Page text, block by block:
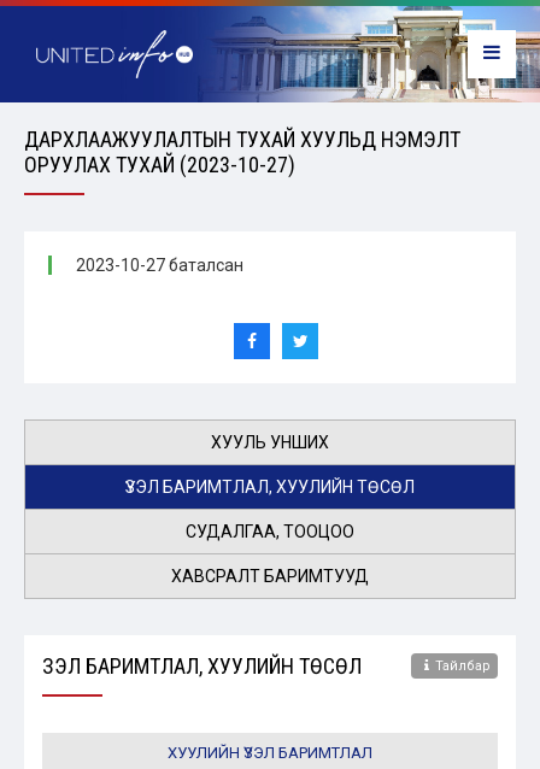
ДАРХЛААЖУУЛАЛТЫН ТУХАЙ ХУУЛЬД НЭМЭЛТ
ОРУУЛАХ ТУХАЙ (2023-10-27)
2023-10-27 баталсан
ХУУЛЬ УНШИХ
ҮЗЭЛ БАРИМТЛАЛ, ХУУЛИЙН ТӨСӨЛ
СУДАЛГАА, ТООЦОО
ХАВСРАЛТ БАРИМТУУД
ҮЗЭЛ БАРИМТЛАЛ, ХУУЛИЙН ТӨСӨЛ Тайлбар
ХУУЛИЙН ҮЗЭЛ БАРИМТЛАЛ